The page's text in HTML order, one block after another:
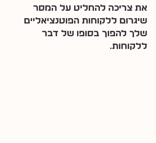
את צריכה להחליט על המסר
שיגרום ללקוחות הפוטנציאליים
שלך להפוך בסופו של דבר
ללקוחות.